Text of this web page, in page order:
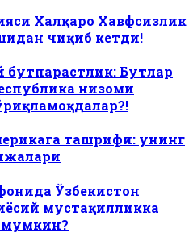
Халқаро Хавфсизлик
чиқиб кетди!
бутпарастлик: Бутлар
низоми
ташрифи: унинг
Ўзбекистон
мустақилликка